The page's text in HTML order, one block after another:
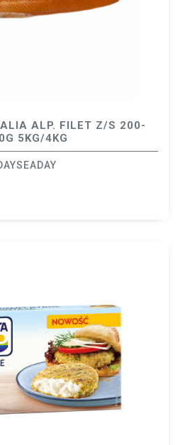
ALP. FILET Z/S 200-
5KG/4KG